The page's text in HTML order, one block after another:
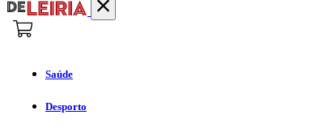
Saúde
Desporto